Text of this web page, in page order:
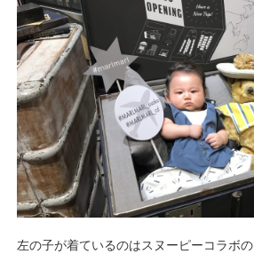
左の子が着ているのはスヌーピーコラボの